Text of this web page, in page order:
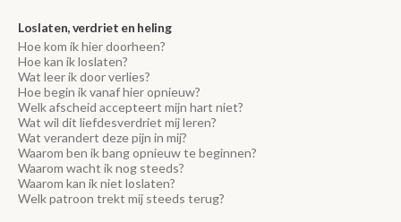
Loslaten, verdriet en heling
Hoe kom ik hier doorheen?
Hoe kan ik loslaten?
Wat leer ik door verlies?
Hoe begin ik vanaf hier opnieuw?
Welk afscheid accepteert mijn hart niet?
Wat wil dit liefdesverdriet mij leren?
Wat verandert deze pijn in mij?
Waarom ben ik bang opnieuw te beginnen?
Waarom wacht ik nog steeds?
Waarom kan ik niet loslaten?
Welk patroon trekt mij steeds terug?